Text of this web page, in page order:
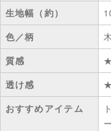
生地幅（約）
色／柄
質感
透け感
おすすめアイテム